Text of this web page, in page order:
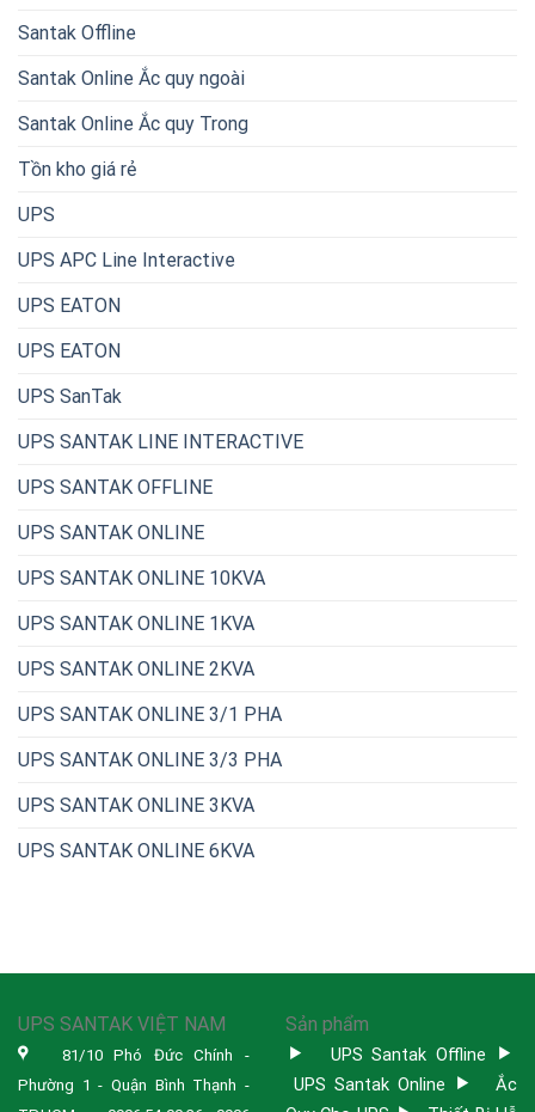
Santak Offline
Santak Online Ắc quy ngoài
Santak Online Ắc quy Trong
Tồn kho giá rẻ
UPS
UPS APC Line Interactive
UPS EATON
UPS EATON
UPS SanTak
UPS SANTAK LINE INTERACTIVE
UPS SANTAK OFFLINE
UPS SANTAK ONLINE
UPS SANTAK ONLINE 10KVA
UPS SANTAK ONLINE 1KVA
UPS SANTAK ONLINE 2KVA
UPS SANTAK ONLINE 3/1 PHA
UPS SANTAK ONLINE 3/3 PHA
UPS SANTAK ONLINE 3KVA
UPS SANTAK ONLINE 6KVA
UPS SANTAK VIỆT NAM
81/10 Phó Đức Chính -
Phường 1 - Quận Bình Thạnh -
Sản phẩm
UPS Santak Offline
UPS Santak Online
Ắc